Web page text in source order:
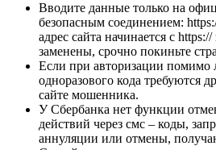
Вводите данные только на
безопасным соединением:
адрес сайта начинается с
заменены, срочно покиньте
Если при авторизации помимо
одноразового кода требуются
сайте мошенника.
У Сбербанка нет функции
действий через смс – коды,
аннуляции или отмены,